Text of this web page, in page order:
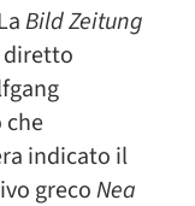
Bild Zeitung
diretto
che
indicato il
grecoNea